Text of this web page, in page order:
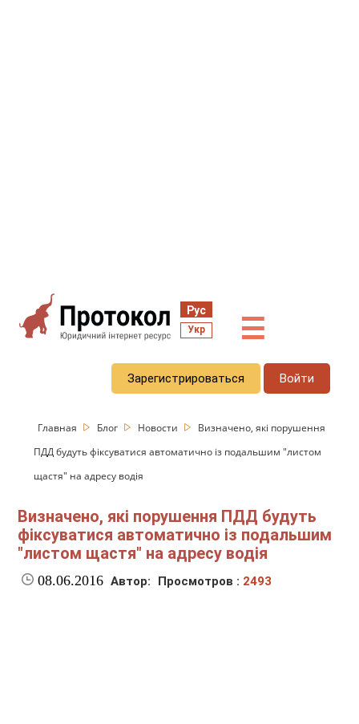
Рус
Укр ☰
Зарегистрироваться Войти
Главная Блог Новости
Визначено, які порушення
ПДД будуть фіксуватися автоматично із подальшим "листом
щастя" на адресу водія
Визначено, які порушення ПДД будуть
фіксуватися автоматично із подальшим
"листом щастя" на адресу водія
08.06.2016 Автор: Просмотров : 2493